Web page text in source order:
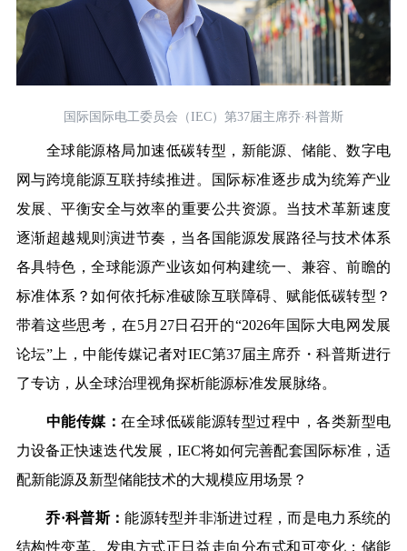
国际国际电工委员会（IEC）第37届主席乔·科普斯
全球能源格局加速低碳转型，新能源、储能、数字电
网与跨境能源互联持续推进。
国际标准逐步成为统筹产业
发展
、平衡安全与效率的重要公共资源。 当技术革新速度
逐渐超越规则演进节奏，当各国能源发展路径与技术体系
各具特色，全球能源产业该如何构建统一、兼容、前瞻的
标准体系？如何依托标准破除互联障碍、赋能低碳转型？
带着这些思考 ， 在5月27日召开的“2026年国际大电网发展
论坛”上，中能传媒记者对IEC第37届主席乔・科普斯进行
了专访， 从全球治理视角探析能源标准发展脉络。
中能传媒：在全球低碳能源转型过程中，各类新型电
力设备正快速迭代发展， IEC将如何完善配套国际标准，适
配新能源及新型储能技术的大规模应用场景？
乔·科普斯：能源转型并非渐进过程，而是电力系统的
结构性变革。发电方式正日益走向分布式和可变化；储能